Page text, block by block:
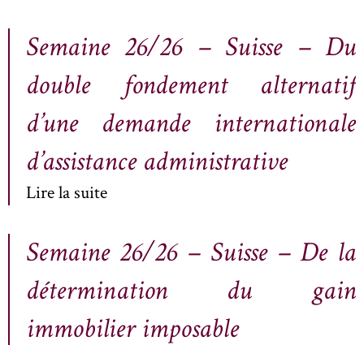
Semaine 26/26 – Suisse – Du
double fondement alternatif
d’une demande internationale
d’assistance administrative
Lire la suite
Semaine 26/26 – Suisse – De la
détermination du gain
immobilier imposable